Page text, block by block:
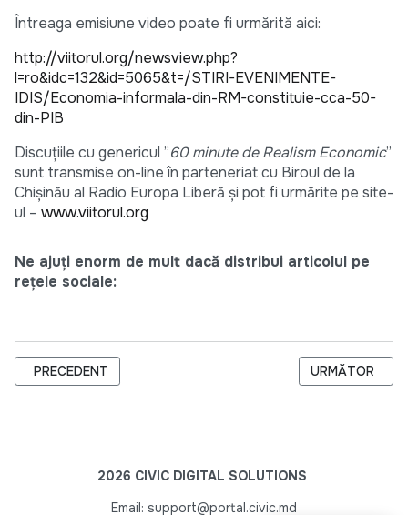
Întreaga emisiune video poate fi urmărită aici:
http://viitorul.org/newsview.php?
l=ro&idc=132&id=5065&t=/STIRI-EVENIMENTE-
IDIS/Economia-informala-din-RM-constituie-cca-50-
din-PIB
Discuțiile cu genericul ”60 minute de Realism Economic”
sunt transmise on-line în parteneriat cu Biroul de la
Chișinău al Radio Europa Liberă și pot fi urmărite pe site-
ul – www.viitorul.org
Ne ajuți enorm de mult dacă distribui articolul pe
rețele sociale:
ARTICOL PRECEDENT: LIVRAREA BLANCHETELOR DE
PRECEDENT ARTICOLUL
URMĂTOR
2026 CIVIC DIGITAL SOLUTIONS
Email: support@portal.civic.md